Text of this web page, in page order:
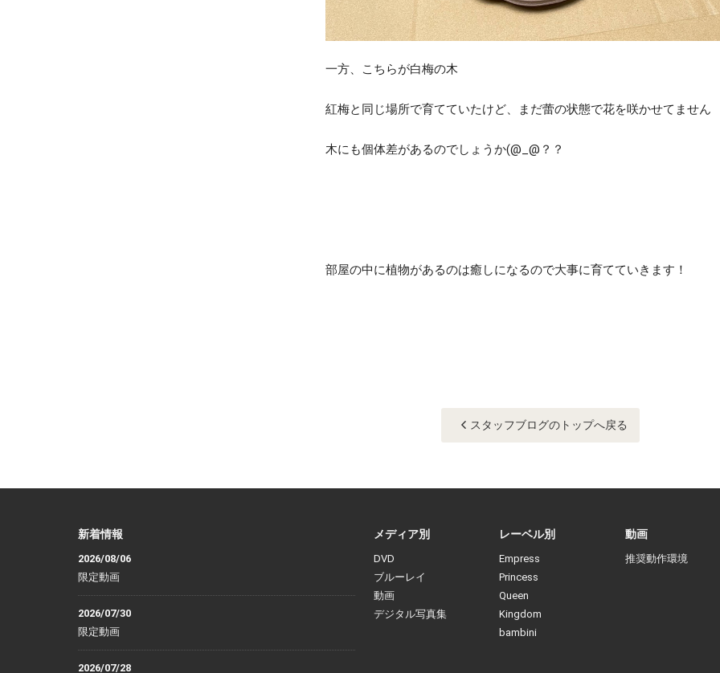
一方、こちらが白梅の木
紅梅と同じ場所で育てていたけど、まだ蕾の状態で花を咲かせてません
木にも個体差があるのでしょうか(@_@？？
部屋の中に植物があるのは癒しになるので大事に育てていきます！
スタッフブログのトップへ戻る
新着情報
2026/08/06
限定動画
2026/07/30
限定動画
2026/07/28
メディア別
DVD
ブルーレイ
動画
デジタル写真集
レーベル別
Empress
Princess
Queen
Kingdom
bambini
動画
推奨動作環境